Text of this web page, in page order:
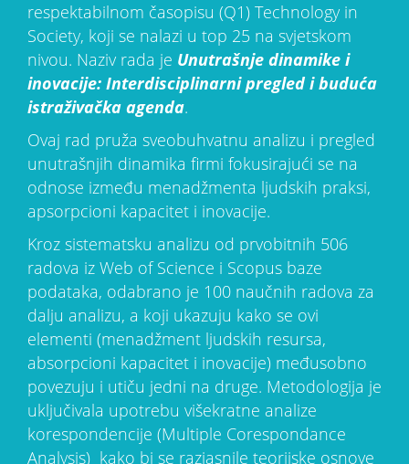
respektabilnom časopisu (Q1) Technology in
Society, koji se nalazi u top 25 na svjetskom
nivou. Naziv rada je Unutrašnje dinamike i
inovacije: Interdisciplinarni pregled i buduća
istraživačka agenda.
Ovaj rad pruža sveobuhvatnu analizu i pregled
unutrašnjih dinamika firmi fokusirajući se na
odnose između menadžmenta ljudskih praksi,
apsorpcioni kapacitet i inovacije.
Kroz sistematsku analizu od prvobitnih 506
radova iz Web of Science i Scopus baze
podataka, odabrano je 100 naučnih radova za
dalju analizu, a koji ukazuju kako se ovi
elementi (menadžment ljudskih resursa,
absorpcioni kapacitet i inovacije) međusobno
povezuju i utiču jedni na druge. Metodologija je
uključivala upotrebu višekratne analize
korespondencije (Multiple Corespondance
Analysis) kako bi se razjasnile teorijske osnove